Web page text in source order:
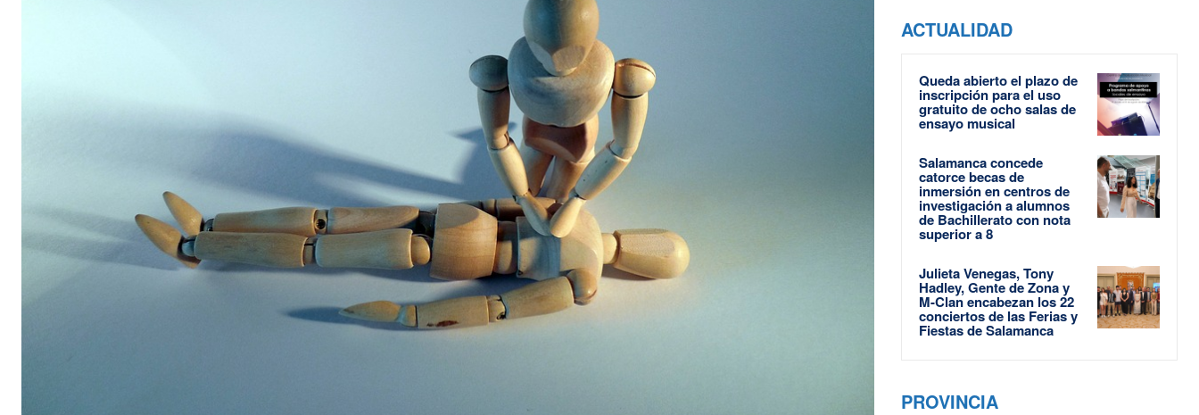
ACTUALIDAD
Queda abierto el plazo de
inscripción para el uso
gratuito de ocho salas de
ensayo musical
Salamanca concede
catorce becas de
inmersión en centros de
investigación a alumnos
de Bachillerato con nota
superior a 8
Julieta Venegas, Tony
Hadley, Gente de Zona y
M-Clan encabezan los 22
conciertos de las Ferias y
Fiestas de Salamanca
PROVINCIA